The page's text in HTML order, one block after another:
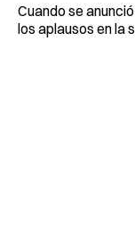
Cuando se
los aplausos en la